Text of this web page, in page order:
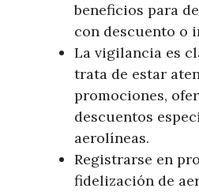
beneficios para
con descuento o
La vigilancia es
trata de estar
promociones,
descuentos
aerolíneas.
Registrarse en
fidelización de